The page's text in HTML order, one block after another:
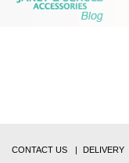
CONTACT US DELIVERY